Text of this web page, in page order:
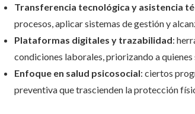
Transferencia tecnológica y asistencia
procesos, aplicar sistemas de gestión y
Plataformas digitales y trazabilidad:
condiciones laborales, priorizando a
Enfoque en salud psicosocial: ciertos
preventiva que trascienden la protección